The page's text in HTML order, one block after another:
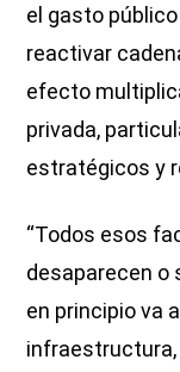
el gasto
reactivar
efecto
privada,
estratégicos y
“Todos esos
desaparecen o
en principio va
infraestructura,